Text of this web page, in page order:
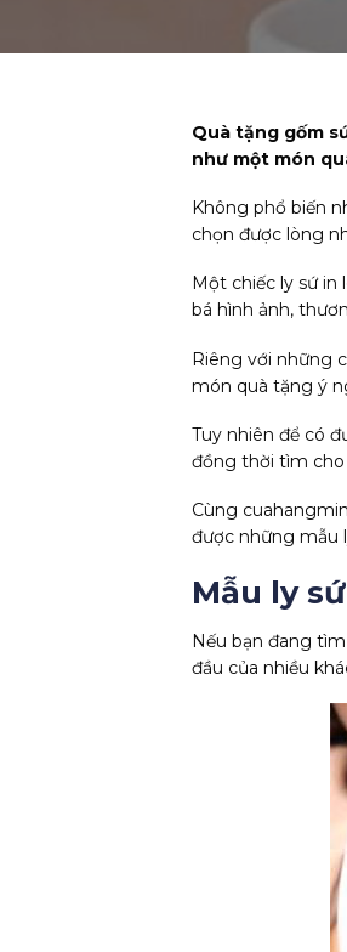
Quà tặng gốm
như một món
Không phổ biến
chọn được lòng
Một chiếc ly sứ
bá hình ảnh,
Riêng với những
món quà tặng ý
Tuy nhiên để có
đồng thời tìm
Cùng
được những mẫu
Mẫu ly
Nếu bạn đang
đầu của nhiều